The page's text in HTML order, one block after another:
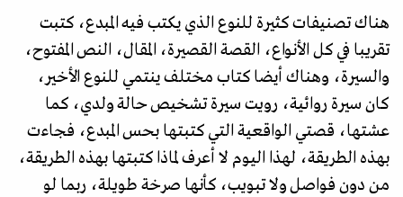
هناك تصنيفات كثيرة للنوع الذي يكتب فيه المبدع، كتبت
تقريبا في كل الأنواع، القصة القصيرة، المقال، النص المفتوح،
والسيرة، وهناك أيضا كتاب مختلف ينتمي للنوع الأخير،
كان سيرة روائية، رويت سيرة تشخيص حالة ولدي، كما
عشتها، قصتي الواقعية التي كتبتها بحس المبدع، فجاءت
بهذه الطريقة، لهذا اليوم لا أعرف لماذا كتبتها بهذه الطريقة،
من دون فواصل ولا تبويب، كأنها صرخة طويلة، ربما لو